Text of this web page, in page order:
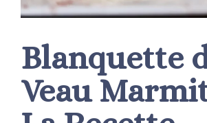
Blanquette
Veau